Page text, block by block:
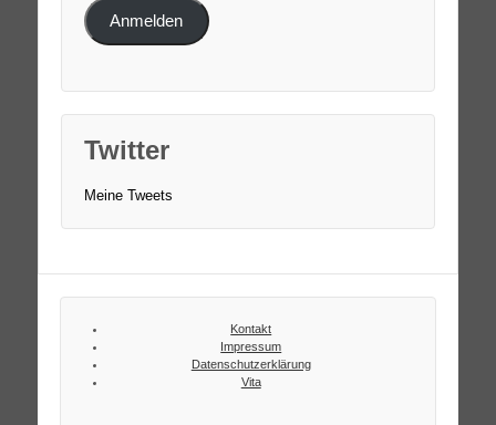
Anmelden
Twitter
Meine Tweets
Kontakt
Impressum
Datenschutzerklärung
Vita